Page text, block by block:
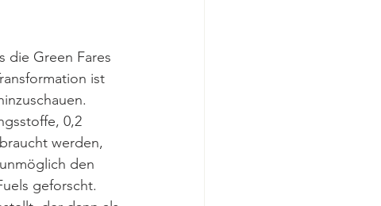
die Green Fares
ist
0,2
werden,
den
geforscht.